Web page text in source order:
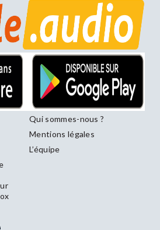
Qui sommes-nous ?
Mentions légales
L’équipe